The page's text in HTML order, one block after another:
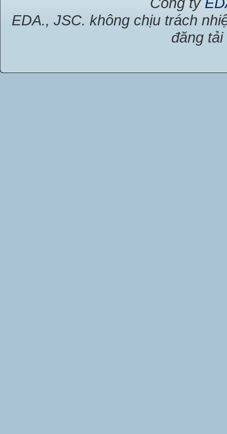
EDA., JSC. không chịu trách
đăng